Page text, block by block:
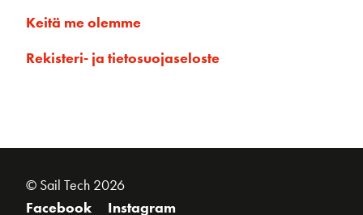
Keitä me olemme
Rekisteri- ja tietosuojaseloste
© Sail Tech 2026
Facebook
Instagram